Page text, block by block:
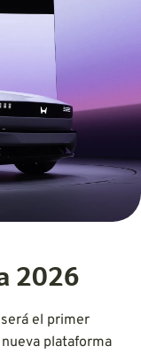
2026
el primer
plataforma